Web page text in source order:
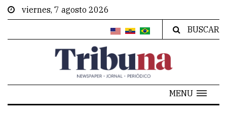
viernes, 7 agosto 2026
BUSCAR
MENU